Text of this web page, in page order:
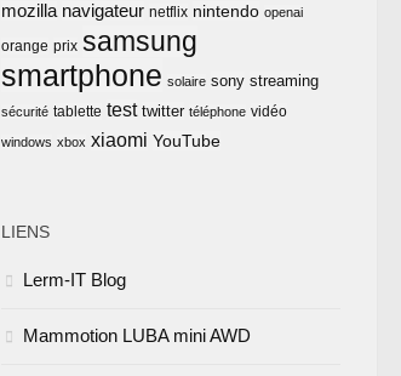
mozilla navigateur netflix nintendo openai
orange prix samsung
smartphone solaire sony streaming
sécurité tablette test twitter téléphone vidéo
windows xbox xiaomi YouTube
LIENS
Lerm-IT Blog
Mammotion LUBA mini AWD